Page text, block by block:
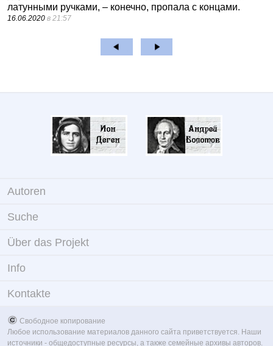
латунными ручками, – конечно, пропала с концами.
16.06.2020 в 21:57
Autoren
Suche
Über das Projekt
Info
Kontakte
Свободное копирование
Любое использование материалов данного сайта приветствуется. Наши
источники - общедоступные ресурсы, а также семейные архивы авторов.